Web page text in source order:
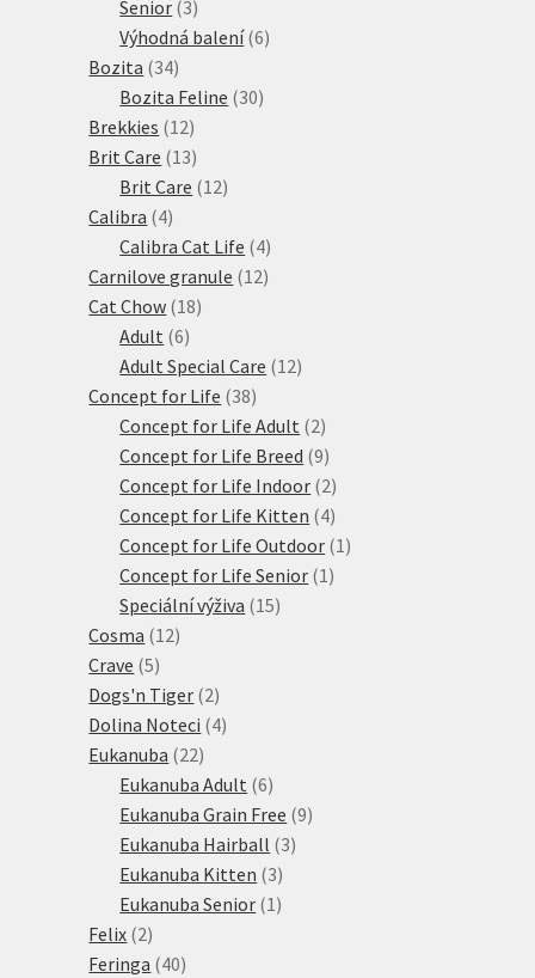
produkty
Senior 33
produkty
Výhodná balení 66
Bozita 3434
produktů
Bozita Feline 3030
Brekkies 1212
produktů
Brit Care 1313
produktů
Brit Care 1212
Calibra 44
produkty
Calibra Cat Life 44
produkty
Carnilove granule 1212
Cat Chow 1818
Adult 66
produktů
Adult Special Care 1212
Concept for Life 3838
produktů
Concept for Life Adult 22
produkty
Concept for Life Breed 99
produktů
Concept for Life Indoor 22
produkty
Concept for Life Kitten 44
produkty
Concept for Life Outdoor 1 1
Concept for Life Senior 1 1
Speciální výživa 1515
Cosma 1212
Crave 55
produktů
Dogs'n Tiger 22
produkty
Dolina Noteci 44
Eukanuba 2222
produktů
Eukanuba Adult 66
produktů
Eukanuba Grain Free 99
Eukanuba Hairball 33
Eukanuba Kitten 33
produkty
Eukanuba Senior 1 1
Felix 22
produkty
Feringa 4040